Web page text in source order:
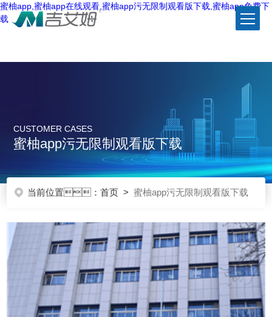
蜜柚app,蜜柚app在线观看,蜜柚app污无限制观看版下载,蜜柚app免费下
载
CUSTOMER CASES
蜜柚app污无限制观看版下载
当前位置：首页 >蜜柚app污无限制观看版下载